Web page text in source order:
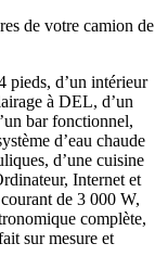
de votre camion de
pieds, d’un intérieur
à DEL, d’un
bar fonctionnel,
d’eau chaude
d’une cuisine
Internet et
de 3 000 W,
complète,
sur mesure et